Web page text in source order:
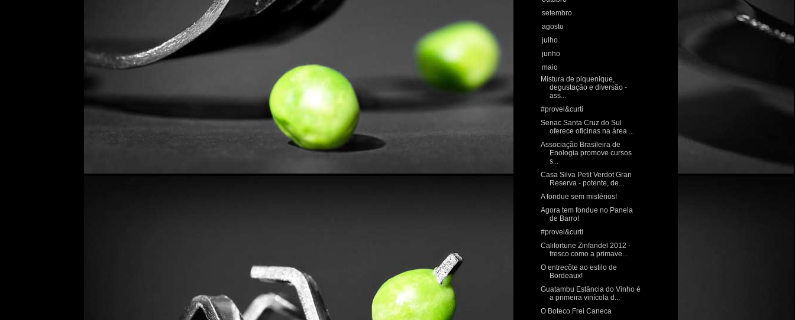
►setembro
►agosto
►julho
►junho
▼maio
Mistura de piquenique,
degustação e diversão -
ass...
#provei&curti
Senac Santa Cruz do Sul
oferece oficinas na área ...
Associação Brasileira de
Enologia promove cursos
s...
Casa Silva Petit Verdot Gran
Reserva - potente, de...
A fondue sem mistérios!
Agora tem fondue no Panela
de Barro!
#provei&curti
Califortune Zinfandel 2012 -
fresco como a primave...
O entrecôte ao estilo de
Bordeaux!
Guatambu Estância do Vinho é
a primeira vinícola d...
O Boteco Frei Caneca